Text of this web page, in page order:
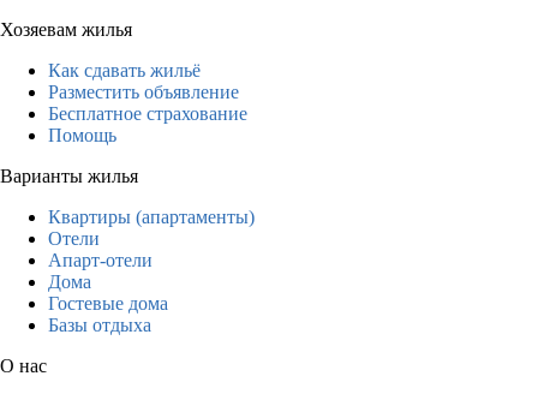
Хозяевам жилья
Как сдавать жильё
Разместить объявление
Бесплатное страхование
Помощь
Варианты жилья
Квартиры (апартаменты)
Отели
Апарт-отели
Дома
Гостевые дома
Базы отдыха
О нас